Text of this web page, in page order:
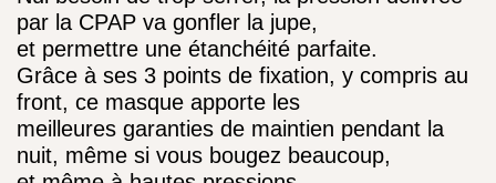
par la CPAP va gonfler la jupe,
et permettre une étanchéité parfaite.
Grâce à ses 3 points de fixation, y compris au
front, ce masque apporte les
meilleures garanties de maintien pendant la
nuit, même si vous bougez beaucoup,